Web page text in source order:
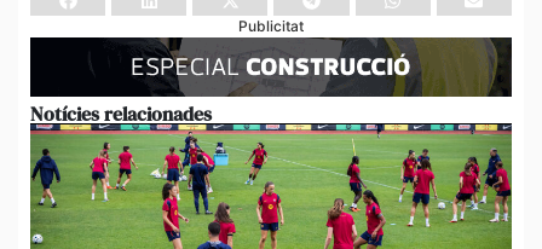
Publicitat
Notícies relacionades